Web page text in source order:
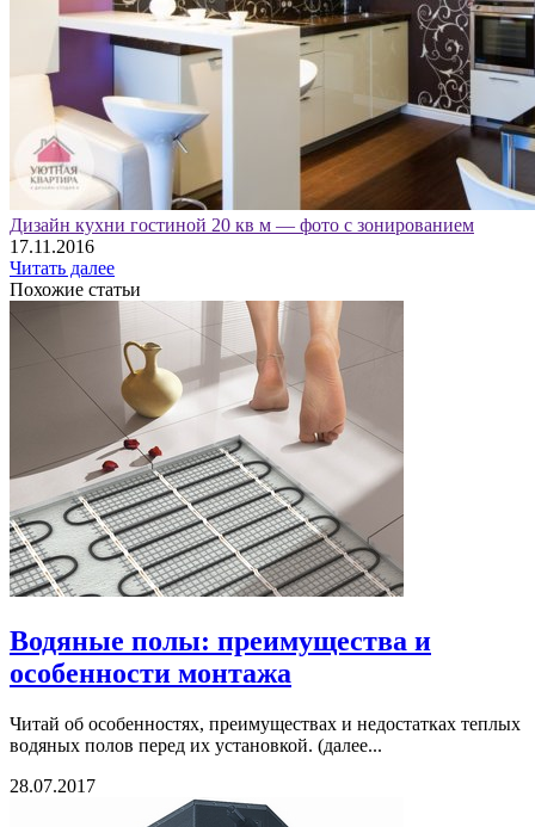
Дизайн кухни гостиной 20 кв м — фото с зонированием
17.11.2016
Читать далее
Похожие статьи
Водяные полы: преимущества и
особенности монтажа
Читай об особенностях, преимуществах и недостатках теплых
водяных полов перед их установкой. (далее...
28.07.2017